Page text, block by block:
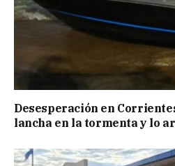
Desesperación en
lancha en la tormenta y lo